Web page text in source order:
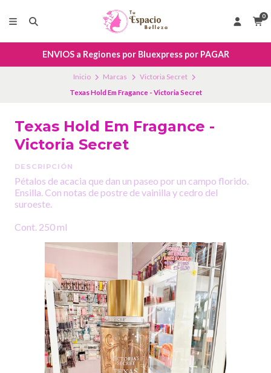
0
ENVIOS a Regiones por Bluexpress por PAGAR
Inicio Marcas
Victoria Secret
Texas Hold Em Fragance - Victoria Secret
Texas Hold Em Fragance -
Victoria Secret
DESCRIPCIÓN
Pétalos de acacia que dan un paseo por un campo florido.
Ensilla. Con notas de postre de vainilla y cedro del
suroeste.
Cont. 250 ml